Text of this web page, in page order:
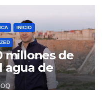
INICIO
millones de
agua de